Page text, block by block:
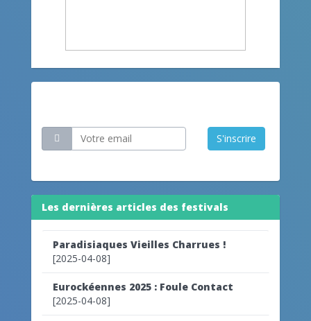
S'inscrire
Les dernières articles des festivals
Paradisiaques Vieilles Charrues !
[2025-04-08]
Eurockéennes 2025 : Foule Contact
[2025-04-08]